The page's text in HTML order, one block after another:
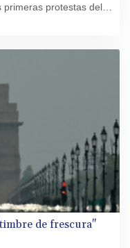
primeras protestas del
de frescura"